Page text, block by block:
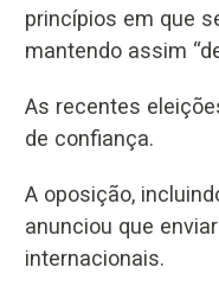
princípios em que
mantendo assim
As recentes
de confiança.
A oposição,
anunciou que
internacionais.